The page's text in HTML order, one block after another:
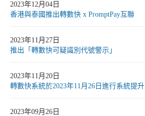
2023年12月04日
香港與泰國推出轉數快 x PromptPay互聯
2023年11月27日
推出「轉數快可疑識別代號警示」
2023年11月20日
轉數快系統於2023年11月26日進行系統提升
2023年09月26日